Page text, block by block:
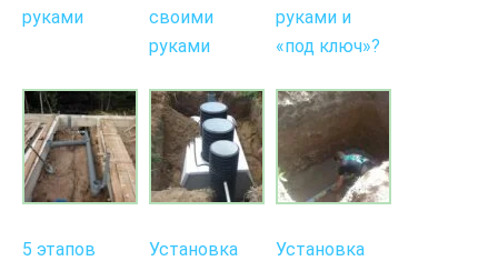
руками
своими
руками
руками и
«под ключ»?
5 этапов
Установка
Установка